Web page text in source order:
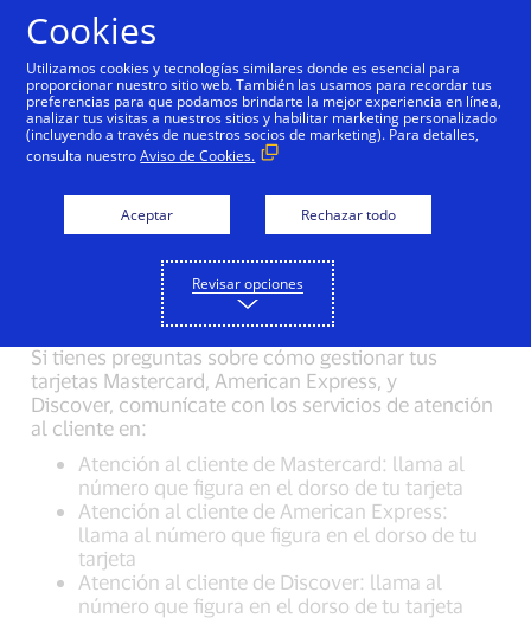
Preguntas frecuentes
para Visa Click to Pay:
proceso de compra en
línea fácil, inteligente y
seguro
Si tienes preguntas sobre cómo gestionar tus
tarjetas Mastercard, American Express, y
Discover, comunícate con los servicios de atención
al cliente en:
Atención al cliente de Mastercard: llama al
número que figura en el dorso de tu tarjeta
Atención al cliente de American Express:
llama al número que figura en el dorso de tu
tarjeta
Atención al cliente de Discover: llama al
número que figura en el dorso de tu tarjeta
Cookies
Utilizamos cookies y tecnologías similares donde es esencial para
proporcionar nuestro sitio web. También las usamos para recordar tus
preferencias para que podamos brindarte la mejor experiencia en línea,
analizar tus visitas a nuestros sitios y habilitar marketing personalizado
(incluyendo a través de nuestros socios de marketing). Para detalles,
consulta nuestroAviso de Cookies.
Aceptar Rechazar todo
Revisar opciones